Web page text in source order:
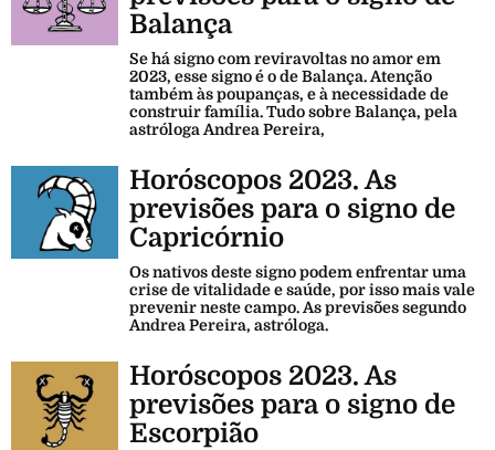
Balança
Se há signo com reviravoltas no amor em
2023, esse signo é o de Balança. Atenção
também às poupanças, e à necessidade de
construir família. Tudo sobre Balança, pela
astróloga Andrea Pereira,
Horóscopos 2023. As
previsões para o signo de
Capricórnio
Os nativos deste signo podem enfrentar uma
crise de vitalidade e saúde, por isso mais vale
prevenir neste campo. As previsões segundo
Andrea Pereira, astróloga.
Horóscopos 2023. As
previsões para o signo de
Escorpião